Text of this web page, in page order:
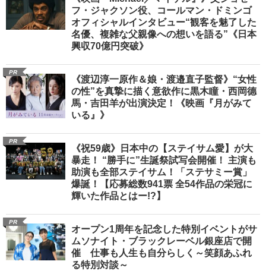
フ・ジャクソン役、コールマン・ドミンゴ
オフィシャルインタビュー“観客を魅了した
名優、複雑な父親像への想いを語る”《日本
興収70億円突破》
PR
《渡辺淳一原作＆娘・渡邉直子監督》“女性
の性”を真摯に描く意欲作に黒木瞳・西岡德
馬・吉田羊が出演決定！《映画『月がみて
いる』》
PR
《祝59歳》日本中の【ステイサム愛】が大
暴走！ “勝手に”生誕祭試写会開催！ 主演も
助演も全部ステイサム！「ステサミー賞」
爆誕！【応募総数941票 全54作品の栄冠に
輝いた作品とはー!?】
PR
オープン1周年を記念した特別イベントがサ
ムソナイト・ブラックレーベル銀座店で開
催 仕事も人生も自分らしく～笑顔あふれ
る特別対談～